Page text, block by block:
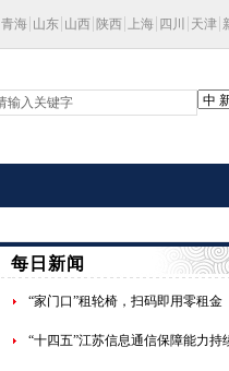
青海 山东 山西 陕西 上海 四川 天津
每日新闻
“家门口”租轮椅，扫码即用零租金
“十四五”江苏信息通信保障能力持